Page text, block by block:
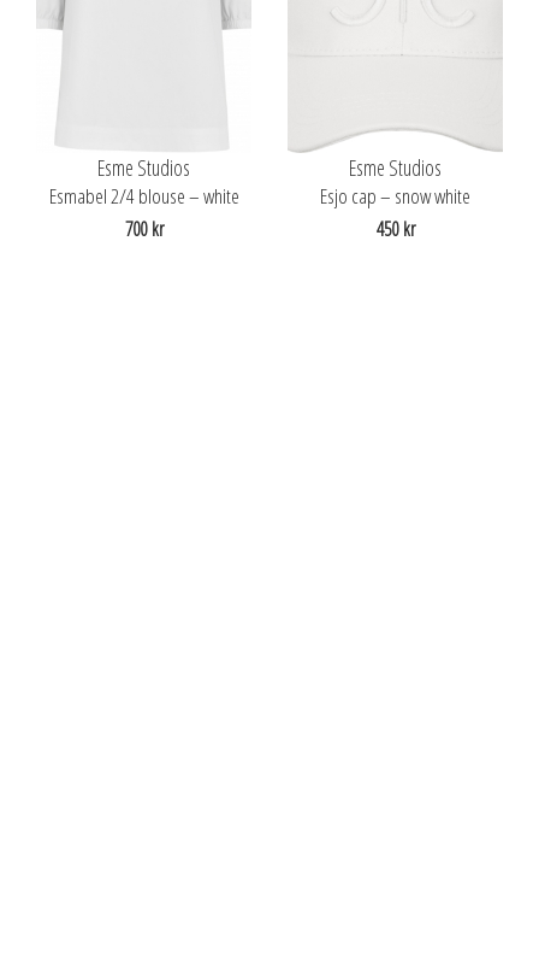
Esme Studios
Esmabel 2/4 blouse – white
700 kr
Esme Studios
Esjo cap – snow white
450 kr